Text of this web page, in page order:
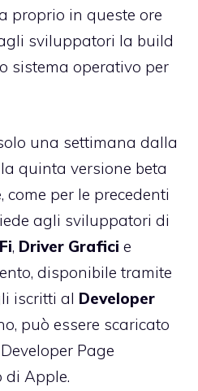
proprio in queste ore
sviluppatori la build
sistema operativo per
una settimana dalla
quinta versione beta
, come per le precedenti
agli sviluppatori di
Fi, Driver Grafici e
disponibile tramite
iscritti al Developer
può essere scaricato
Page
di Apple.